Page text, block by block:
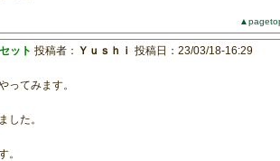
ット 投稿者： Ｙｕｓｈｉ 投稿日：23/03/18-16:29
ってみます。
した。
。